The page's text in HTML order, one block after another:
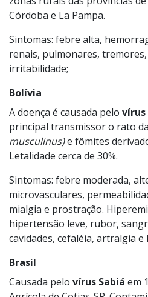
Córdoba e La Pampa.
Sintomas: febre alta,
renais, pulmonares,
irritabilidade;
Bolívia
A doença é causada pelo vírus
principal transmissor o rato
musculinus)e fômites
Letalidade cerca de 30%.
Sintomas: febre moderada,
microvasculares,
mialgia e prostração.
hipertensão leve, rubor,
cavidades, cefaléia, artralgia
Brasil
Causada pelo vírus Sabiá em